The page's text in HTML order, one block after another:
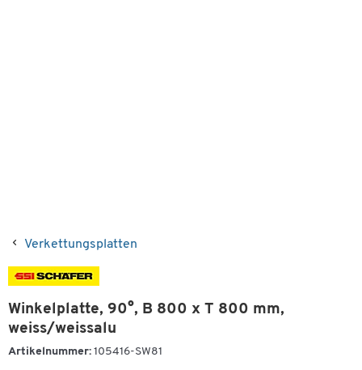
Verkettungsplatten
Winkelplatte, 90°, B 800 x T 800 mm,
weiss/weissalu
Artikelnummer: 105416-SW81